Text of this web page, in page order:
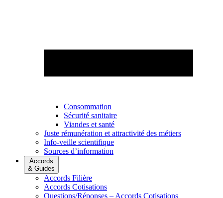
Consommation
Sécurité sanitaire
Viandes et santé
Juste rémunération et attractivité des métiers
Info-veille scientifique
Sources d’information
Accords
& Guides
Accords Filière
Accords Cotisations
Questions/Réponses – Accords Cotisations